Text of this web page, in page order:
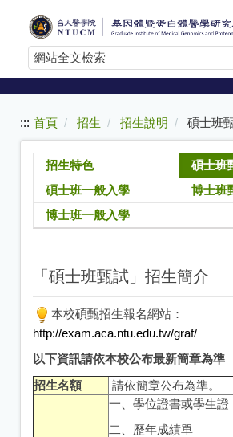
要
::: 首頁 招生 招生說明 碩士班
招生特色
碩士班
碩士班一般入學
博士班
博士班一般入學
「碩士班甄試」招生簡介
本校碩甄招生報名網站：
http://exam.aca.ntu.edu.tw/graf/
以下資訊請依本校公布最新簡章為準
招生名額
請依簡章公布為準。
一、學位證書或學生證
二、歷年成績單